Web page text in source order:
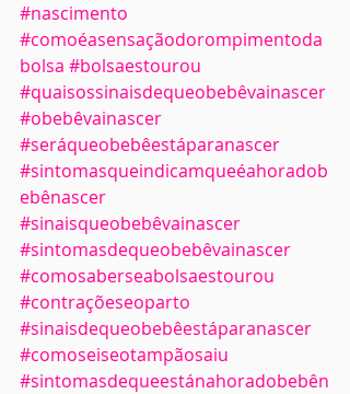
#nascimento
#comoéasensaçãodorompimentoda
bolsa #bolsaestourou
#quaisossinaisdequeobebêvainascer
#obebêvainascer
#seráqueobebêestáparanascer
#sintomasqueindicamqueéahoradob
ebênascer
#sinaisqueobebêvainascer
#sintomasdequeobebêvainascer
#comosaberseabolsaestourou
#contraçõeseoparto
#sinaisdequeobebêestáparanascer
#comoseiseotampãosaiu
#sintomasdequeestánahoradobebên